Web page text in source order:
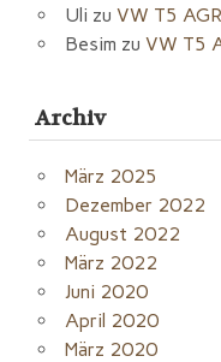
Uli zu VW T5
Besim zu VW T5
Archiv
März 2025
Dezember 2022
August 2022
März 2022
Juni 2020
April 2020
März 2020